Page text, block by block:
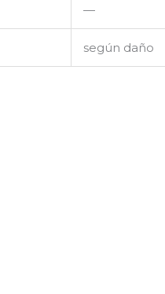
—
según daño